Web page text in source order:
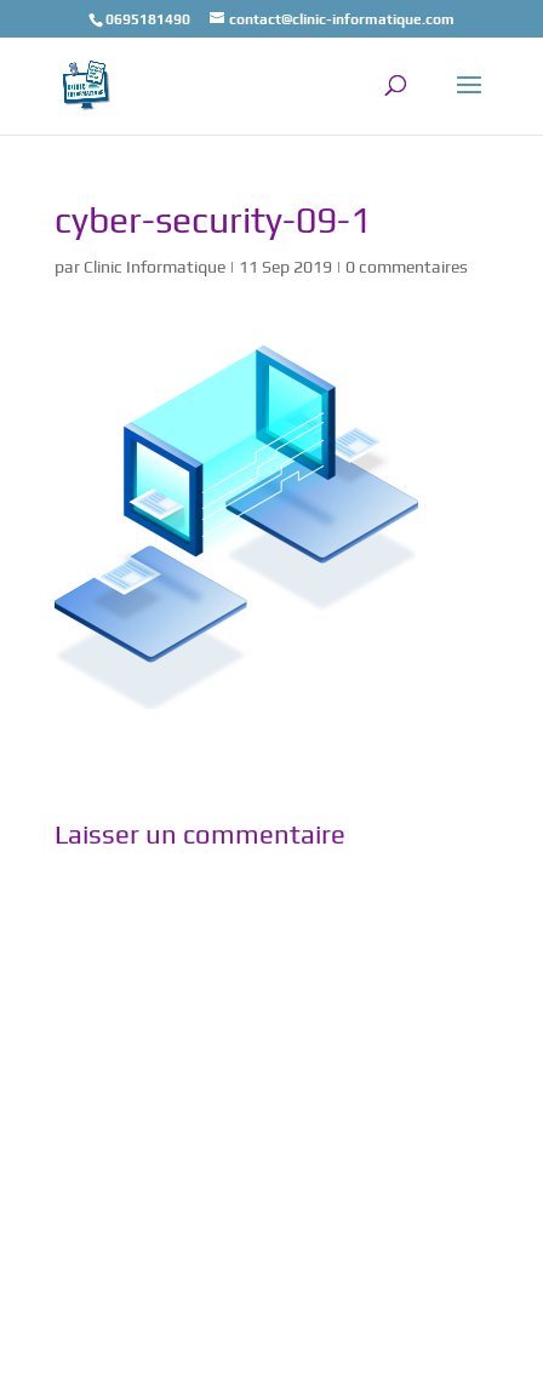
0695181490 contact@clinic-informatique.com
cyber-security-09-1
par Clinic Informatique| 11 Sep 2019 | 0 commentaires
Laisser un commentaire